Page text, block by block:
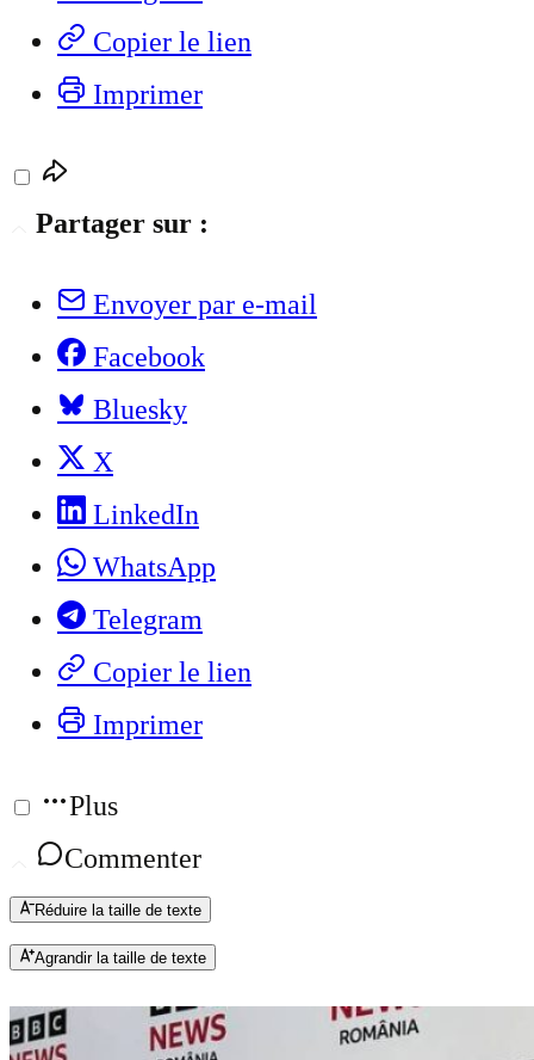
Copier le lien
Imprimer
Partager sur :
Envoyer par e-mail
Facebook
Bluesky
X
LinkedIn
WhatsApp
Telegram
Copier le lien
Imprimer
Plus
Commenter
Réduire la taille de texte
Agrandir la taille de texte